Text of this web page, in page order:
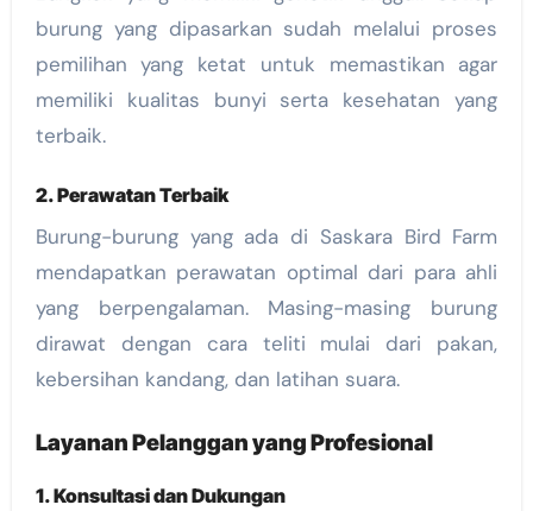
burung yang dipasarkan sudah melalui proses
pemilihan yang ketat untuk memastikan agar
memiliki kualitas bunyi serta kesehatan yang
terbaik.
2. Perawatan Terbaik
Burung-burung yang ada di Saskara Bird Farm
mendapatkan perawatan optimal dari para ahli
yang berpengalaman. Masing-masing burung
dirawat dengan cara teliti mulai dari pakan,
kebersihan kandang, dan latihan suara.
Layanan Pelanggan yang Profesional
1. Konsultasi dan Dukungan